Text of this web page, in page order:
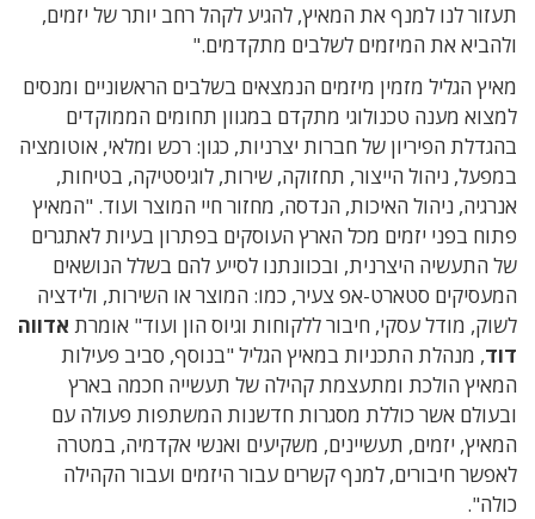
תעזור לנו למנף את המאיץ, להגיע לקהל רחב יותר של יזמים,
ולהביא את המיזמים לשלבים מתקדמים."
מאיץ הגליל מזמין מיזמים הנמצאים בשלבים הראשוניים ומנסים
למצוא מענה טכנולוגי מתקדם במגוון תחומים הממוקדים
בהגדלת הפיריון של חברות יצרניות, כגון: רכש ומלאי, אוטומציה
במפעל, ניהול הייצור, תחזוקה, שירות, לוגיסטיקה, בטיחות,
אנרגיה, ניהול האיכות, הנדסה, מחזור חיי המוצר ועוד. "המאיץ
פתוח בפני יזמים מכל הארץ העוסקים בפתרון בעיות לאתגרים
של התעשיה היצרנית, ובכוונתנו לסייע להם בשלל הנושאים
המעסיקים סטארט-אפ צעיר, כמו: המוצר או השירות, ולידציה
לשוק, מודל עסקי, חיבור ללקוחות וגיוס הון ועוד" אומרת אדווה
דוד, מנהלת התכניות במאיץ הגליל "בנוסף, סביב פעילות
המאיץ הולכת ומתעצמת קהילה של תעשייה חכמה בארץ
ובעולם אשר כוללת מסגרות חדשנות המשתפות פעולה עם
המאיץ, יזמים, תעשיינים, משקיעים ואנשי אקדמיה, במטרה
לאפשר חיבורים, למנף קשרים עבור היזמים ועבור הקהילה
כולה".